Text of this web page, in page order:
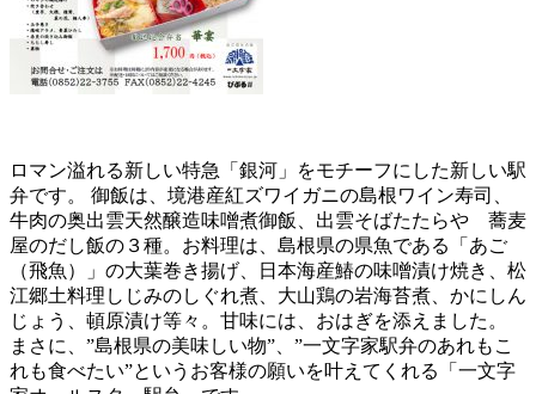
ロマン溢れる新しい特急「銀河」をモチーフにした新しい駅
弁です。 御飯は、境港産紅ズワイガニの島根ワイン寿司、
牛肉の奥出雲天然醸造味噌煮御飯、出雲そばたたらや 蕎麦
屋のだし飯の３種。お料理は、島根県の県魚である「あご
（飛魚）」の大葉巻き揚げ、日本海産鰆の味噌漬け焼き、松
江郷土料理しじみのしぐれ煮、大山鶏の岩海苔煮、かにしん
じょう、頓原漬け等々。甘味には、おはぎを添えました。
まさに、”島根県の美味しい物”、”一文字家駅弁のあれもこ
れも食べたい”というお客様の願いを叶えてくれる「一文字